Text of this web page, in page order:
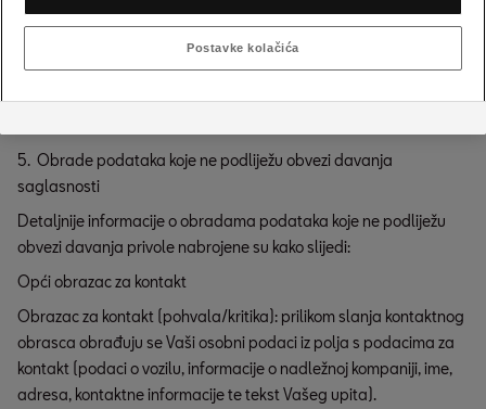
podatke koji su im prepušteni koriste u vlastite ili marketinške
Osim toga, ni društvo PorscheBH d.o.o. Vaše podatke neće
prosljeđivati trećim osobama - kao što su izdavači imenika i
5. Obrade podataka koje ne podliježu obvezi davanja
saglasnosti
Detaljnije informacije o obradama podataka koje ne podliježu
obvezi davanja privole nabrojene su kako slijedi:
Opći obrazac za kontakt
Obrazac za kontakt (pohvala/kritika): prilikom slanja kontaktnog
obrasca obrađuju se Vaši osobni podaci iz polja s podacima za
kontakt (podaci o vozilu, informacije o nadležnoj kompaniji, ime,
adresa, kontaktne informacije te tekst Vašeg upita).
Postavke kolačića